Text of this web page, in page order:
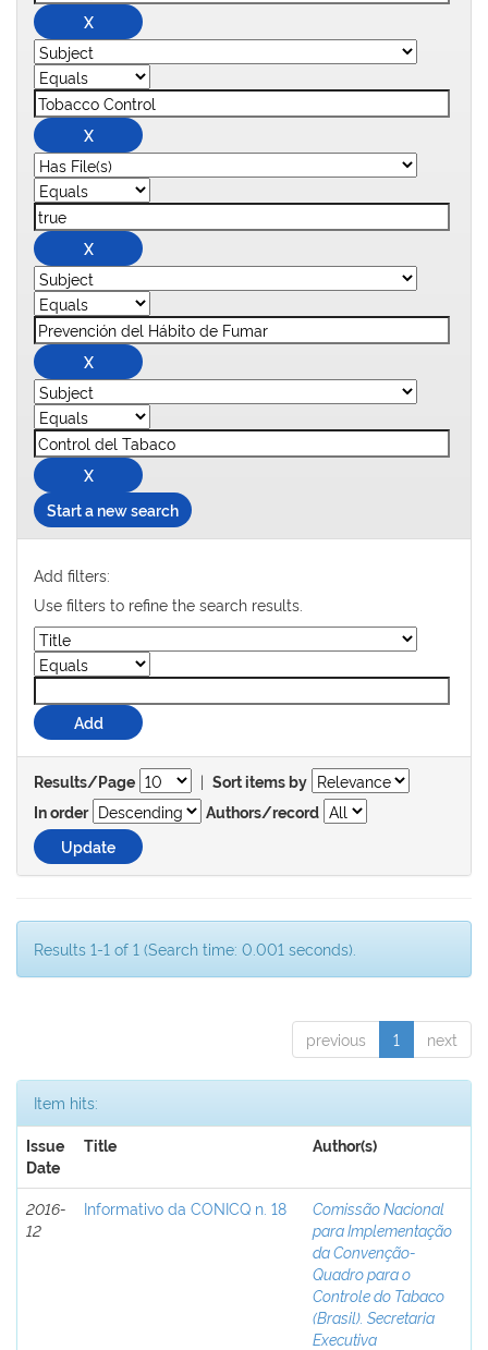
Start a new search
Add filters:
Use filters to refine the search results.
Results/Page | Sort items by
In order
Authors/record
Results 1-1 of 1 (Search time: 0.001 seconds).
previous 1 next
Item hits:
Issue
Date
Title Author(s)
2016-
12
Informativo da CONICQ n. 18
Comissão Nacional
para Implementação
da Convenção-
Quadro para o
Controle do Tabaco
(Brasil). Secretaria
Executiva